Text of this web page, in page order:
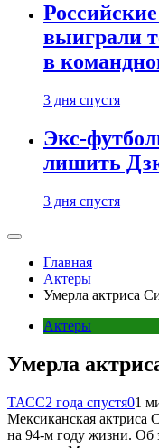
выиграли
в
3 дня спустя
Экс-
лишить
3 дня спустя
Главная
Актеры
Умерла актриса
Актеры
Умерла
ТАСС2 года спустя01
Мексиканская актриса
на 94-м году жизни. Об